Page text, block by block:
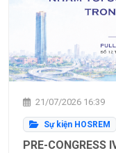
21/07/2026 16:39
Sự kiện HOSREM
PRE-CONGRESS